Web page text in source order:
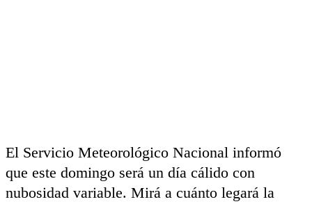
El Servicio Meteorológico Nacional informó
que este domingo será un día cálido con
nubosidad variable. Mirá a cuánto legará la